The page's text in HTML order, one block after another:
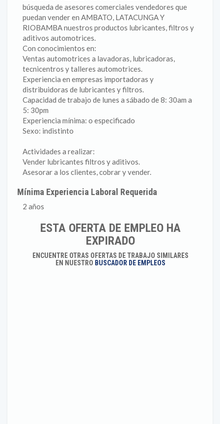
búsqueda de asesores comerciales vendedores que
puedan vender en AMBATO, LATACUNGA Y
RIOBAMBA nuestros productos lubricantes, filtros y
aditivos automotrices.
Con conocimientos en:
Ventas automotrices a lavadoras, lubricadoras,
tecnicentros y talleres automotrices.
Experiencia en empresas importadoras y
distribuidoras de lubricantes y filtros.
Capacidad de trabajo de lunes a sábado de 8: 30am a
5: 30pm
Experiencia mínima: o especificado
Sexo: indistinto
Actividades a realizar:
Vender lubricantes filtros y aditivos.
Asesorar a los clientes, cobrar y vender.
Mínima Experiencia Laboral Requerida
2 años
ESTA OFERTA DE EMPLEO HA
EXPIRADO
ENCUENTRE OTRAS OFERTAS DE TRABAJO SIMILARES
EN NUESTRO BUSCADOR DE EMPLEOS